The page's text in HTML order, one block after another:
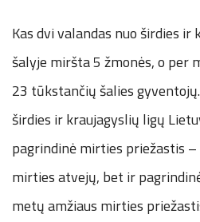
Kas dvi valandas nuo širdies
šalyje miršta 5 žmonės, o per
23 tūkstančių šalies
širdies ir kraujagyslių ligų
pagrindinė mirties priežastis –
mirties atvejų, bet ir
metų amžiaus mirties